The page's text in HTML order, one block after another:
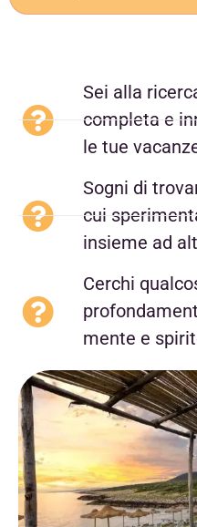
Sei alla
completa e
le tue
Sogni di
cui
insieme ad
Cerchi
mente e